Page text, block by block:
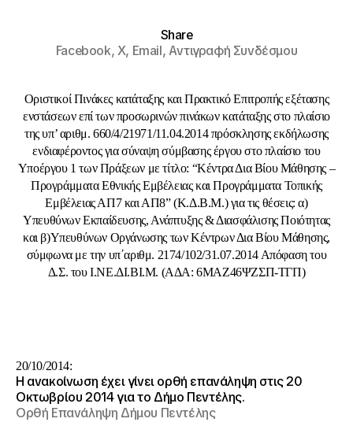
Share
Facebook,X, Email,Αντιγραφή Συνδέσμου
Οριστικοί Πινάκες κατάταξης και Πρακτικό Επιτροπής εξέτασης
ενστάσεων επί των προσωρινών πινάκων κατάταξης στο πλαίσιο
της υπ’ αριθμ. 660/4/21971/11.04.2014 πρόσκλησης εκδήλωσης
ενδιαφέροντος για σύναψη σύμβασης έργου στο πλαίσιο του
Υποέργου 1 των Πράξεων με τίτλο: “Κέντρα Δια Βίου Μάθησης –
Προγράμματα Εθνικής Εμβέλειας και Προγράμματα Τοπικής
Εμβέλειας ΑΠ7 και ΑΠ8” (Κ.Δ.Β.Μ.) για τις θέσεις: α)
Υπευθύνων Εκπαίδευσης, Ανάπτυξης & Διασφάλισης Ποιότητας
και β)Υπευθύνων Οργάνωσης των Κέντρων Δια Βίου Μάθησης,
σύμφωνα με την υπ΄αριθμ. 2174/102/31.07.2014 Απόφαση του
Δ.Σ. του Ι.ΝΕ.ΔΙ.ΒΙ.Μ. (ΑΔΑ: 6ΜΑΖ46ΨΖΣΠ-ΤΓΠ)
20/10/2014:
Η ανακοίνωση έχει γίνει ορθή επανάληψη στις 20
Οκτωβρίου 2014 για το Δήμο Πεντέλης.
Ορθή Επανάληψη Δήμου Πεντέλης